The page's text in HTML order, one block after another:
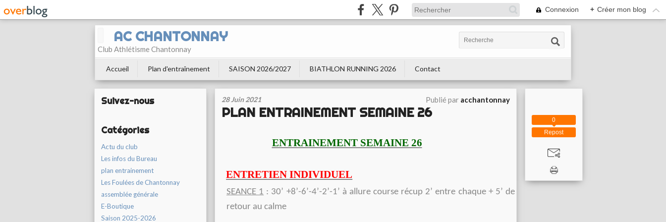
Connexion + Créer mon blog
AC CHANTONNAY
Club Athlétisme Chantonnay
Accueil Plan d'entraînement SAISON 2026/2027 BIATHLON RUNNING 2026 Contact
Suivez-nous
Catégories
Actu du club
Les infos du Bureau
plan entrainement
Les Foulées de Chantonnay
assemblée générale
E-Boutique
Saison 2025-2026
28 Juin 2021 Publié par acchantonnay
PLAN ENTRAINEMENT SEMAINE 26
ENTRAINEMENT SEMAINE 26
ENTRETIEN INDIVIDUEL
SEANCE 1 : 30’ +8’-6’-4’-2’-1’ à allure course récup 2’ entre chaque + 5’ de
retour au calme
Repost
0